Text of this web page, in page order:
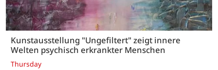
Kunstausstellung "Ungefiltert" zeigt innere
Welten psychisch erkrankter Menschen
Thursday